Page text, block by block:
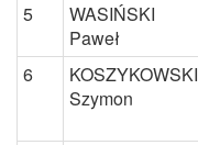
5
WASIŃSKI
Paweł
6
KOSZYKOWSKI
Szymon